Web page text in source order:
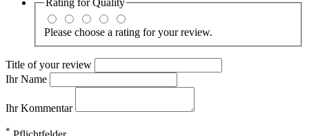
Please choose a rating for your review.
Title of your review
Ihr Name
Ihr Kommentar
*